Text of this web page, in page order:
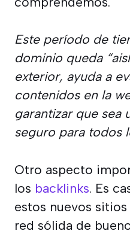
Este período de
dominio queda
exterior, ayuda a
contenidos en la
garantizar que sea
seguro para todos
Otro aspecto
los backlinks. Es
estos nuevos
red sólida de